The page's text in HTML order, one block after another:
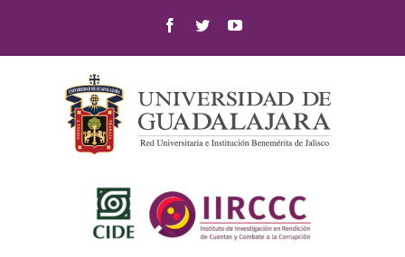
content
Facebook
TwitterYouTube